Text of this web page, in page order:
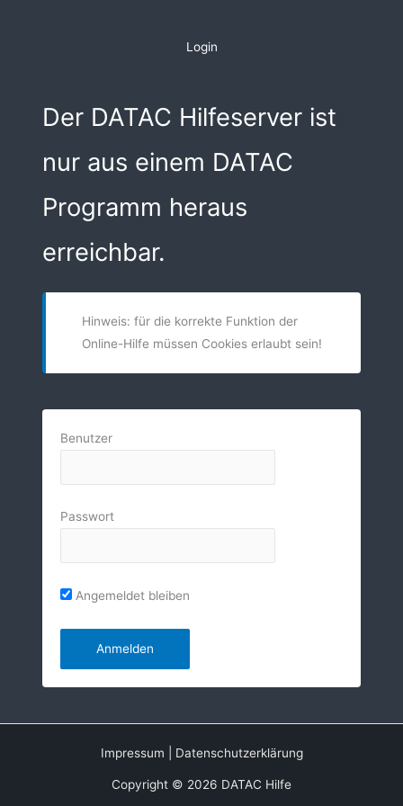
Login
Der DATAC Hilfeserver ist
nur aus einem DATAC
Programm heraus
erreichbar.
Hinweis: für die korrekte Funktion der
Online-Hilfe müssen Cookies erlaubt sein!
Benutzer
Passwort
Angemeldet bleiben
Impressum Datenschutzerklärung
Copyright © 2026 DATAC Hilfe